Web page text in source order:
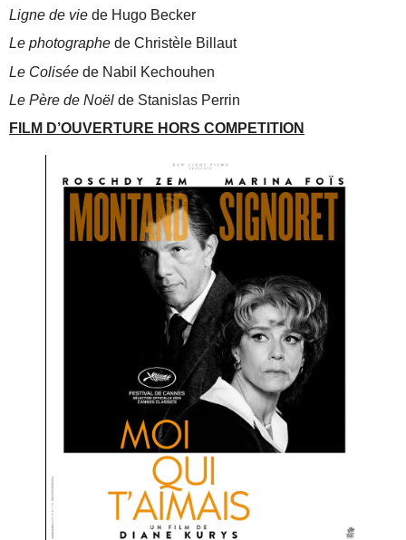
Ligne de viede Hugo Becker
Le photographe de Christèle Billaut
Le Coliséede Nabil Kechouhen
Le Père de Noëlde Stanislas Perrin
FILM D’OUVERTURE HORS COMPETITION